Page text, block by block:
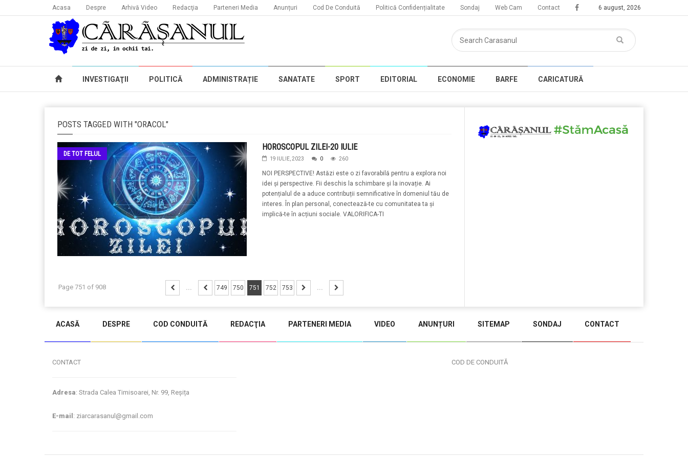
6 august, 2026
Acasa Despre Arhivă Video Redacţia Parteneri Media Anunțuri Cod De Conduită Politică Confidențialitate Sondaj Web Cam Contact
INVESTIGAŢII POLITICĂ ADMINISTRAȚIE SANATATE SPORT EDITORIAL ECONOMIE BARFE CARICATURĂ
POSTS TAGGED WITH "ORACOL"
DE TOT FELUL
HOROSCOPUL ZILEI-20 IULIE
19 IULIE, 2023 0 260
NOI PERSPECTIVE! Astăzi este o zi favorabilă pentru a explora noi
idei și perspective. Fii deschis la schimbare și la inovație. Ai
potențialul de a aduce contribuții semnificative în domeniul tău de
interes. În plan personal, conectează-te cu comunitatea ta și
implică-te în acțiuni sociale. VALORIFICA-TI
Page 751 of 908 ... 749 750 751 752 753 ...
ACASĂ DESPRE COD CONDUITĂ REDACŢIA PARTENERI MEDIA VIDEO ANUNȚURI SITEMAP SONDAJ CONTACT
CONTACT
Adresa: Strada Calea Timisoarei, Nr. 99, Reșița
E-mail : ziarcarasanul@gmail.com
COD DE CONDUITĂ